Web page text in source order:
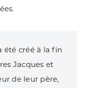
été créé à la fin
Jacques et
de leur père,